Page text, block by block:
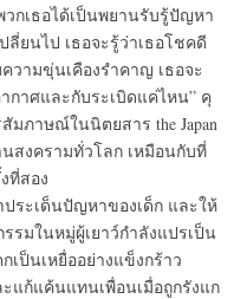
กเธอได้เป็นพยานรับรู้ปัญหา
ลี่ยนไป เธอจะรู้ว่าเธอโชคดี
วามขุ่นเคืองรำคาญ เธอจะ
กาศและกับระเบิดแค่ไหน” คุ
ภาษณ์ในนิตยสาร the Japan
สงครามทั่วโลก เหมือนกับที่
ที่สอง
ระเด็นปัญหาของเด็ก และให้
มในหมู่ผู้เยาว์กำลังแปรเป็น
ป็นเหยื่ออย่างแข็งกร้าว
แก้แค้นแทนเพื่อนเมื่อถูกรังแก